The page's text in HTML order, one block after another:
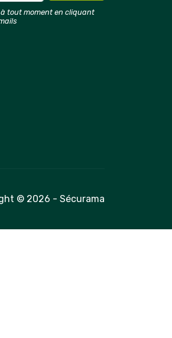
tout moment en cliquant
© 2026 - Sécurama
Personnalisez vos